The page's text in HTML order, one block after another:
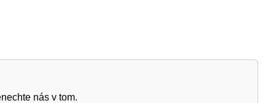
nás v tom.